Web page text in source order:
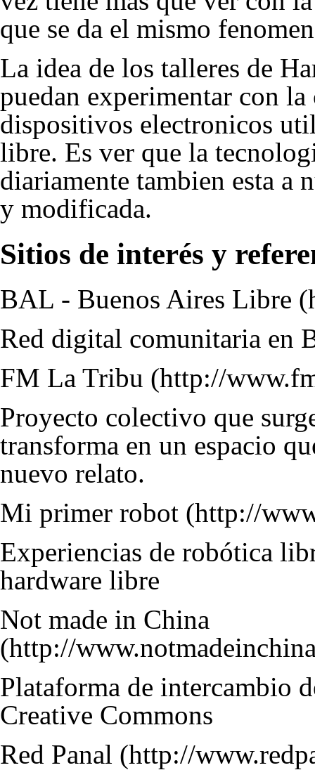
que se da el mismo
La idea de los talleres de
puedan experimentar con
dispositivos electronicos
libre. Es ver que la
diariamente tambien esta a
y modificada.
Sitios de interés y
BAL - Buenos Aires Libre
Red digital comunitaria en
FM La Tribu
Proyecto colectivo que
transforma en un espacio
nuevo relato.
Mi primer robot
Experiencias de robótica
hardware libre
Not made in China
Plataforma de intercambio
Creative Commons
Red Panal